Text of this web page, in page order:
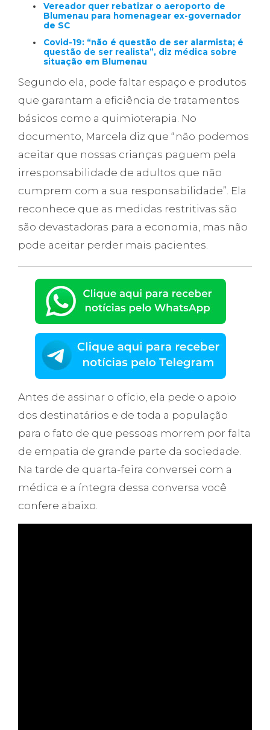
Vereador quer rebatizar o aeroporto de
Blumenau para homenagear ex-governador
de SC
Covid-19: “não é questão de ser alarmista; é
questão de ser realista”, diz médica sobre
situação em Blumenau
Segundo ela, pode faltar espaço e produtos
que garantam a eficiência de tratamentos
básicos como a quimioterapia. No
documento, Marcela diz que “não podemos
aceitar que nossas crianças paguem pela
irresponsabilidade de adultos que não
cumprem com a sua responsabilidade”. Ela
reconhece que as medidas restritivas são
são devastadoras para a economia, mas não
pode aceitar perder mais pacientes.
Antes de assinar o ofício, ela pede o apoio
dos destinatários e de toda a população
para o fato de que pessoas morrem por falta
de empatia de grande parte da sociedade.
Na tarde de quarta-feira conversei com a
médica e a íntegra dessa conversa você
confere abaixo.